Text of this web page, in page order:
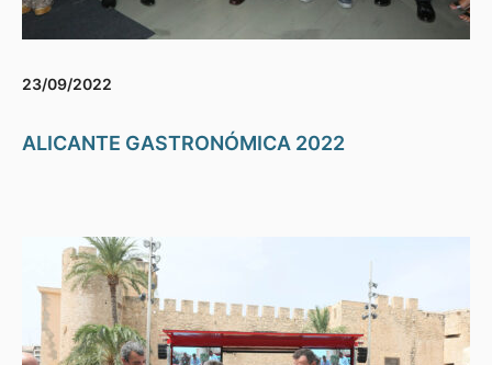
23/09/2022
ALICANTE GASTRONÓMICA 2022